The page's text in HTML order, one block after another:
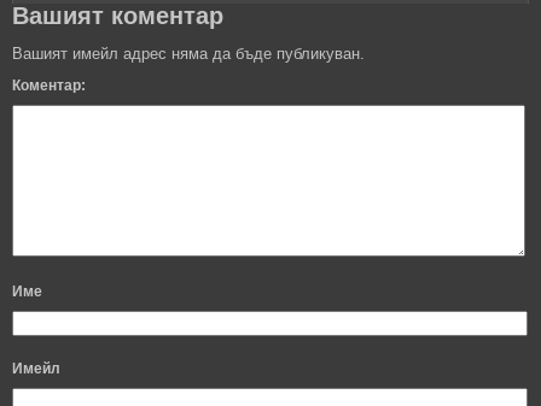
Вашият коментар
Вашият имейл адрес няма да бъде публикуван.
Коментар:
Име
Имейл